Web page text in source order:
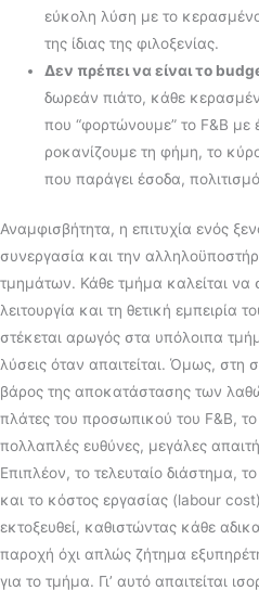
εύκολη λύση με το
της ίδιας της φιλοξενίας.
Δεν πρέπει να είναι το
δωρεάν πιάτο, κάθε
που “φορτώνουμε” το F&B
ροκανίζουμε τη φήμη, το
που παράγει έσοδα,
Αναμφισβήτητα, η επιτυχία ενός
συνεργασία και την
τμημάτων. Κάθε τμήμα καλείται να
λειτουργία και τη θετική εμπειρία
στέκεται αρωγός στα υπόλοιπα
λύσεις όταν απαιτείται. Όμως, στη
βάρος της αποκατάστασης των
πλάτες του προσωπικού του F&B, το
πολλαπλές ευθύνες, μεγάλες
Επιπλέον, το τελευταίο διάστημα,
και το κόστος εργασίας (labour
εκτοξευθεί, καθιστώντας κάθε
παροχή όχι απλώς ζήτημα
για το τμήμα. Γι’ αυτό απαιτείται